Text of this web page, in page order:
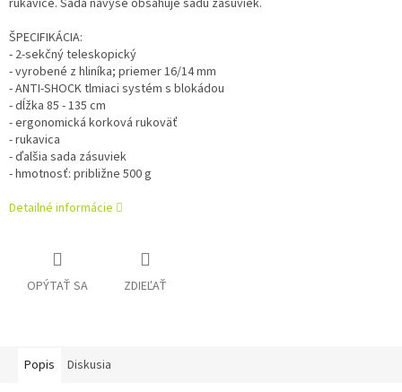
ŠPECIFIKÁCIA:
- 2-sekčný teleskopický
- vyrobené z hliníka; priemer 16/14 mm
- ANTI-SHOCK tlmiaci systém s blokádou
- dĺžka 85 - 135 cm
- ergonomická korková rukoväť
- rukavica
- ďalšia sada zásuviek
- hmotnosť: približne 500 g
Detailné informácie
OPÝTAŤ SA ZDIEĽAŤ
Popis Diskusia